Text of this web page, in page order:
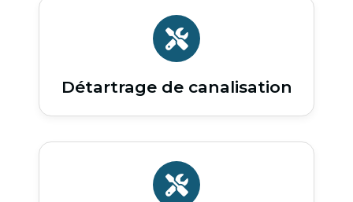
Détartrage de canalisation